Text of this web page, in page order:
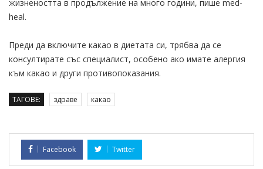
жизнеността в продължение на много години, пише med-
heal.
Преди да включите какао в диетата си, трябва да се
консултирате със специалист, особено ако имате алергия
към какао и други противопоказания.
ТАГОВЕ: здраве какао
Facebook Twitter